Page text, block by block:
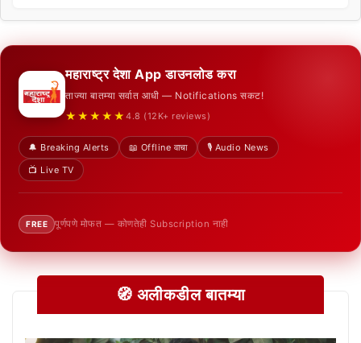
महाराष्ट्र देशा App डाउनलोड करा
ताज्या बातम्या सर्वात आधी — Notifications सकट!
★★★★★ 4.8 (12K+ reviews)
🔔 Breaking Alerts 📖 Offline वाचा
🎙️ Audio News
📺 Live TV
FREE पूर्णपणे मोफत — कोणतेही Subscription नाही
🧭 अलीकडील बातम्या